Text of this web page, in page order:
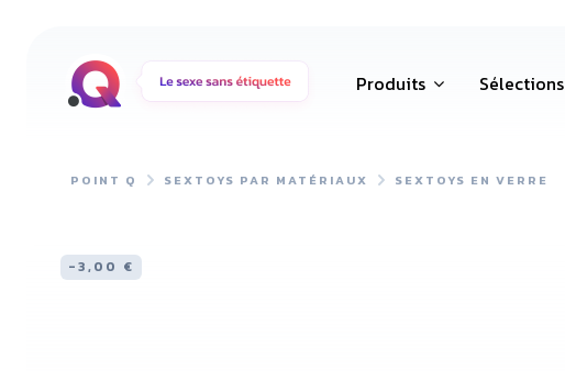
Produits Sélections
POINT Q SEXTOYS PAR MATÉRIAUX SEXTOYS EN VERRE
-3,00 €